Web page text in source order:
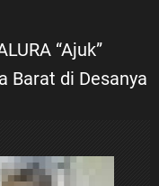
“Ajuk”
Barat di Desanya